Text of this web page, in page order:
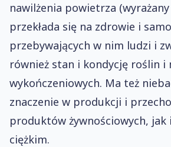
nawilżenia powietrza
przekłada się na zdrowie i
przebywających w nim ludzi i
również stan i kondycję roślin i
wykończeniowych. Ma też
znaczenie w produkcji i
produktów żywnościowych, jak
ciężkim.